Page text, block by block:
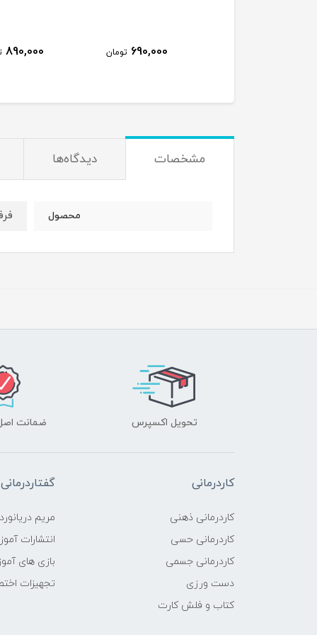
690,000 تومان 890,000
مشخصات دیدگاه‌ها
محصول
تحویل اکسپرس ضمانت
کاردرمانی
کاردرمانی ذهنی
کاردرمانی حسی
کاردرمانی جسمی
دست ورزی
کتاب و فلش کارت
گفتاردرمانی
مریم دریانورد
انتشارات
بازی های
تجهیزات